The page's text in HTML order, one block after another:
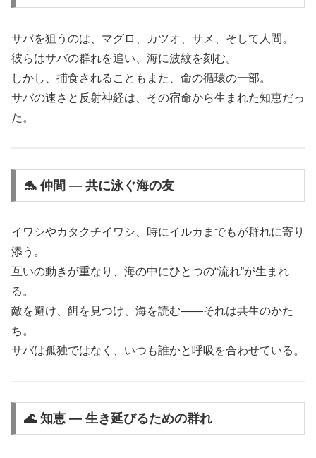
サバを狙うのは、マグロ、カツオ、サメ、そして人間。
彼らはサバの群れを追い、海に波紋を刻む。
しかし、捕食されることもまた、命の循環の一部。
サバの速さと反射神経は、その宿命から生まれた知恵だっ
た。
🐬 仲間 ― 共に泳ぐ海の友
イワシやカタクチイワシ、時にイルカまでもが群れに寄り
添う。
互いの動きが重なり、海の中にひとつの“流れ”が生まれ
る。
敵を避け、餌を見つけ、海を読む――それは共生のかた
ち。
サバは孤独ではなく、いつも誰かと呼吸を合わせている。
🌊 知恵 ― 生き延びるための群れ